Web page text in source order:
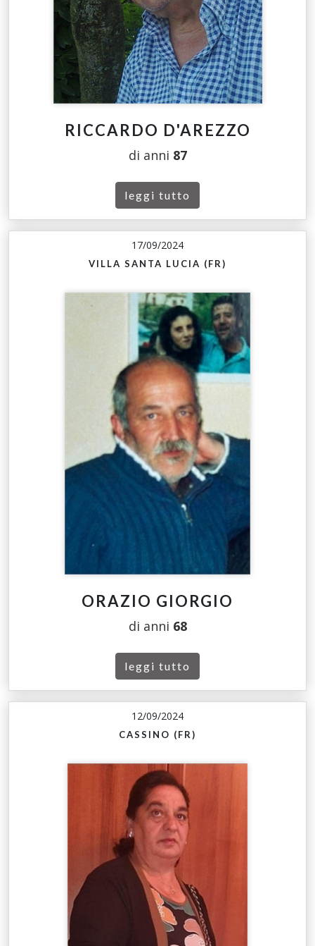
RICCARDO D'AREZZO
di anni 87
leggi tutto
17/09/2024
VILLA SANTA LUCIA (FR)
ORAZIO GIORGIO
di anni 68
leggi tutto
12/09/2024
CASSINO (FR)